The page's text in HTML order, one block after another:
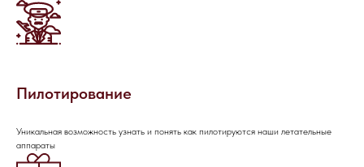
Пилотирование
Уникальная возможность узнать и понять как пилотируются наши летательные
аппараты
НАПИШИТЕ НАМ ВКОНТАКТЕ